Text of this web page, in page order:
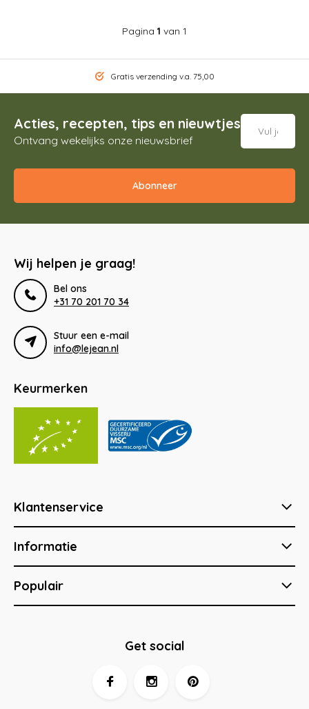
Pagina 1 van 1
Gratis verzending v.a. 75,00
Acties, recepten, tips en nieuwtjes
Ontvang wekelijks onze nieuwsbrief
Abonneer
Wij helpen je graag!
Bel ons
+31 70 201 70 34
Stuur een e-mail
info@lejean.nl
Keurmerken
Klantenservice
Informatie
Populair
Get social